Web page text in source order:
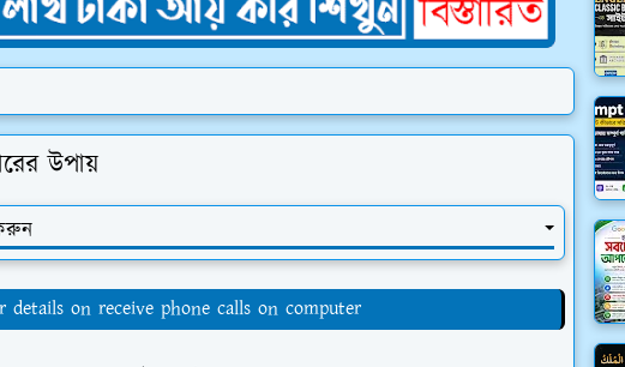
উপায়
details on receive phone calls on computer